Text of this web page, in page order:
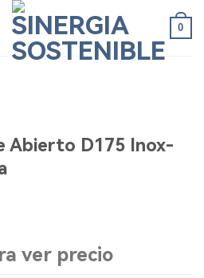
0
Abierto D175 Inox-
ver precio